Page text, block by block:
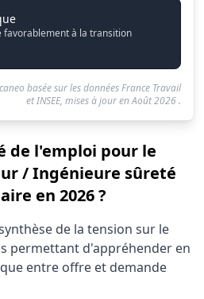
favorablement à la transition
basée sur les données France Travail
et INSEE, mises à jour enAoût 2026.
de l'emploi pour le
/ Ingénieure sûreté
en 2026 ?
Ingénieur / Ingénieure sûreté
mois)
de la tension sur le
permettant d'appréhender en
entre offre et demande